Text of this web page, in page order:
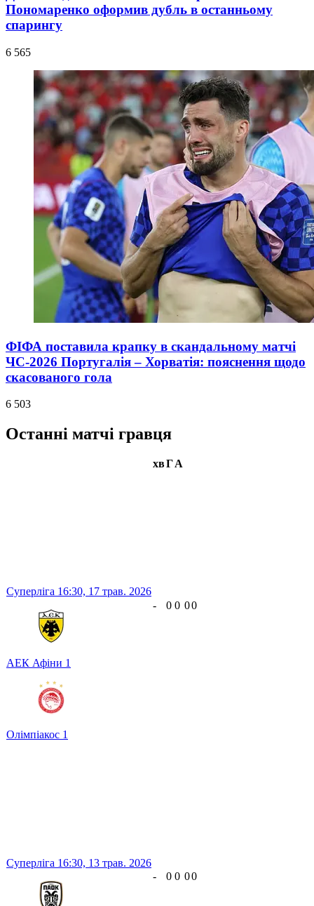
Пономаренко оформив дубль в останньому
спарингу
6 565
ФІФА поставила крапку в скандальному матчі
ЧС-2026 Португалія – Хорватія: пояснення щодо
скасованого гола
6 503
Останні матчі гравця
хвГА
Суперліга 16:30, 17 трав. 2026
АЕК Афіни 1
Олімпіакос 1
- 0 0 00
Суперліга 16:30, 13 трав. 2026
- 0 0 00